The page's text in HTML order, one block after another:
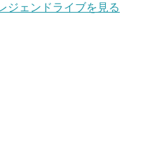
ジェンドライブを見る